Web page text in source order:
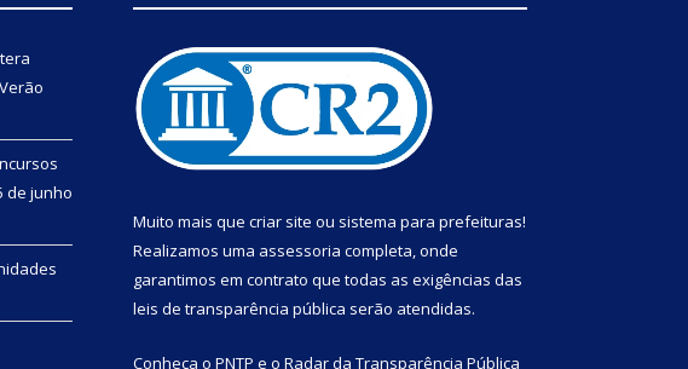
de junho
Muito mais que criar site ou sistema para prefeituras!
Realizamos uma assessoria completa, onde
garantimos em contrato que todas as exigências das
leis de transparência pública serão atendidas.
Conheça o PNTP e o Radar da Transparência Pública